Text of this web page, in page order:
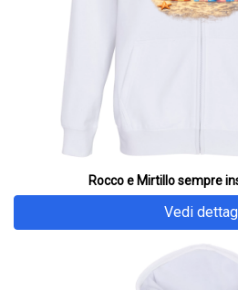
Rocco e Mirtillo sempre
Vedi